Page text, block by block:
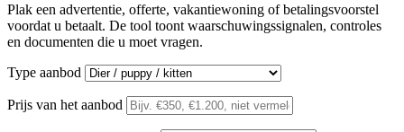
Plak een advertentie, offerte, vakantiewoning of betalingsvoorstel
voordat u betaalt. De tool toont waarschuwingssignalen, controles
en documenten die u moet vragen.
Type aanbod
Prijs van het aanbod